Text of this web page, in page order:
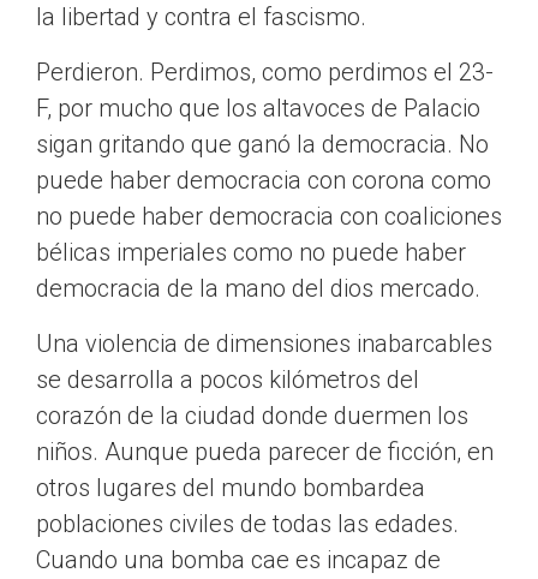
la libertad y contra el fascismo.
Perdieron. Perdimos, como perdimos el 23-
F, por mucho que los altavoces de Palacio
sigan gritando que ganó la democracia. No
puede haber democracia con corona como
no puede haber democracia con coaliciones
bélicas imperiales como no puede haber
democracia de la mano del dios mercado.
Una violencia de dimensiones inabarcables
se desarrolla a pocos kilómetros del
corazón de la ciudad donde duermen los
niños. Aunque pueda parecer de ficción, en
otros lugares del mundo bombardea
poblaciones civiles de todas las edades.
Cuando una bomba cae es incapaz de